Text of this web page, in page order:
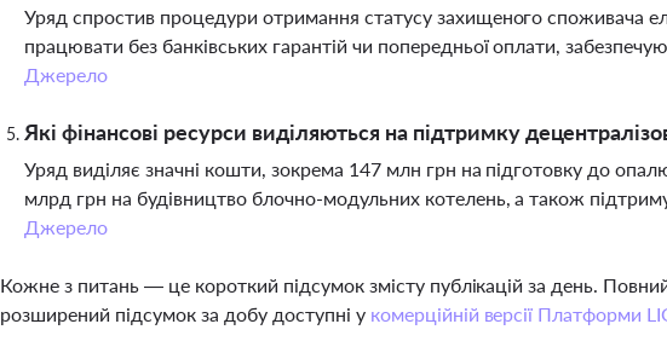
Уряд спростив процедури отримання статусу захищеного споживача
працювати без банківських гарантій чи попередньої оплати,
Джерело
Які фінансові ресурси виділяються на підтримку
Уряд виділяє значні кошти, зокрема 147 млн грн на підготовку до
млрд грн на будівництво блочно-модульних котелень, а також
Джерело
Кожне з питань — це короткий підсумок змісту публікацій за день.
розширений підсумок за добу доступні у комерційній версії Платформи